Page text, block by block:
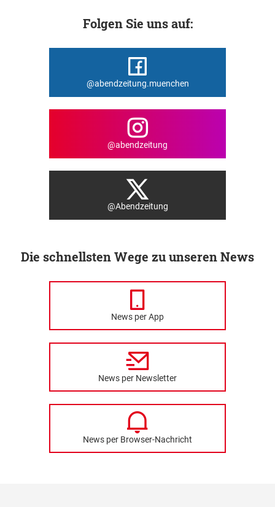
Folgen Sie uns auf:
@abendzeitung.muenchen
@abendzeitung
@Abendzeitung
Die schnellsten Wege zu unseren News
News per App
News per Newsletter
News per Browser-Nachricht